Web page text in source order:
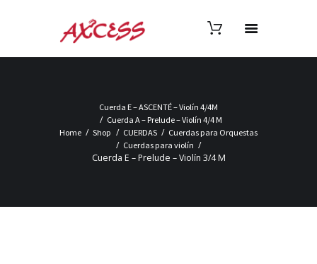
Cuerda E – ASCENTÉ – Violín 4/4M
Cuerda A – Prelude – Violín 4/4 M
Home
Shop CUERDAS
Cuerdas para Orquestas
Cuerdas para violín
Cuerda E – Prelude – Violín 3/4 M